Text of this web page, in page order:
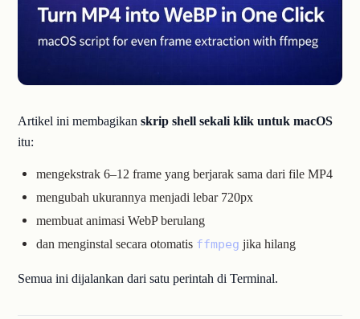
Artikel ini membagikanskrip shell sekali klik untuk macOS
itu:
mengekstrak 6–12 frame yang berjarak sama dari file MP4
mengubah ukurannya menjadi lebar 720px
membuat animasi WebP berulang
dan menginstal secara otomatis ffmpeg jika hilang
Semua ini dijalankan dari satu perintah di Terminal.